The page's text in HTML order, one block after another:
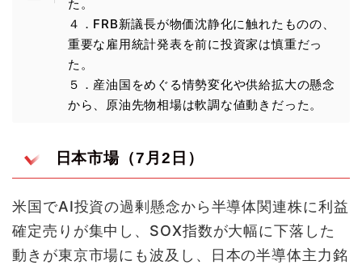
た。
４．FRB新議長が物価沈静化に触れたものの、
重要な雇用統計発表を前に投資家は慎重だっ
た。
５．産油国をめぐる情勢変化や供給拡大の懸念
から、原油先物相場は軟調な値動きだった。
日本市場（7月2日）
米国でAI投資の過剰懸念から半導体関連株に利益
確定売りが集中し、SOX指数が大幅に下落した
動きが東京市場にも波及し、日本の半導体主力銘